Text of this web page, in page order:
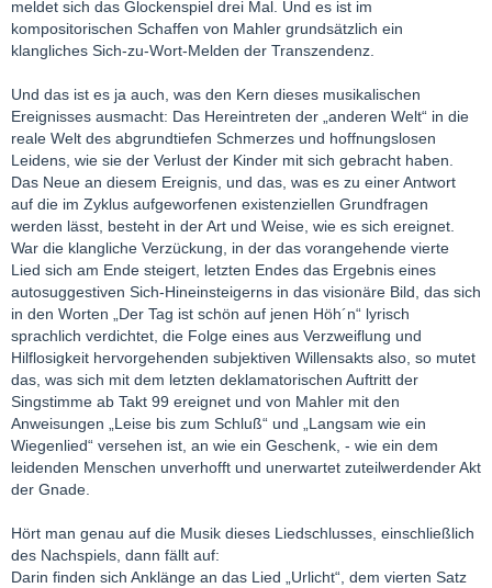
meldet sich das Glockenspiel drei Mal. Und es ist im
kompositorischen Schaffen von Mahler grundsätzlich ein
klangliches Sich-zu-Wort-Melden der Transzendenz.
Und das ist es ja auch, was den Kern dieses musikalischen
Ereignisses ausmacht: Das Hereintreten der „anderen Welt“ in die
reale Welt des abgrundtiefen Schmerzes und hoffnungslosen
Leidens, wie sie der Verlust der Kinder mit sich gebracht haben.
Das Neue an diesem Ereignis, und das, was es zu einer Antwort
auf die im Zyklus aufgeworfenen existenziellen Grundfragen
werden lässt, besteht in der Art und Weise, wie es sich ereignet.
War die klangliche Verzückung, in der das vorangehende vierte
Lied sich am Ende steigert, letzten Endes das Ergebnis eines
autosuggestiven Sich-Hineinsteigerns in das visionäre Bild, das sich
in den Worten „Der Tag ist schön auf jenen Höh´n“ lyrisch
sprachlich verdichtet, die Folge eines aus Verzweiflung und
Hilflosigkeit hervorgehenden subjektiven Willensakts also, so mutet
das, was sich mit dem letzten deklamatorischen Auftritt der
Singstimme ab Takt 99 ereignet und von Mahler mit den
Anweisungen „Leise bis zum Schluß“ und „Langsam wie ein
Wiegenlied“ versehen ist, an wie ein Geschenk, - wie ein dem
leidenden Menschen unverhofft und unerwartet zuteilwerdender Akt
der Gnade.
Hört man genau auf die Musik dieses Liedschlusses, einschließlich
des Nachspiels, dann fällt auf:
Darin finden sich Anklänge an das Lied „Urlicht“, dem vierten Satz